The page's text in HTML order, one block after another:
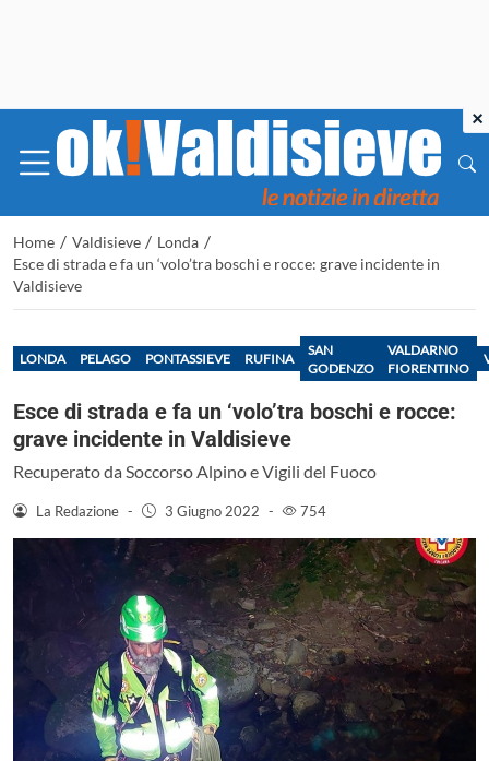
Home / Valdisieve / Londa /
Esce di strada e fa un ‘volo’tra boschi e rocce: grave incidente in
Valdisieve
LONDA PELAGO PONTASSIEVE RUFINA
SAN
GODENZO
VALDARNO
FIORENTINO
Esce di strada e fa un ‘volo’tra boschi e rocce:
grave incidente in Valdisieve
Recuperato da Soccorso Alpino e Vigili del Fuoco
La Redazione - 3 Giugno 2022 - 754
×